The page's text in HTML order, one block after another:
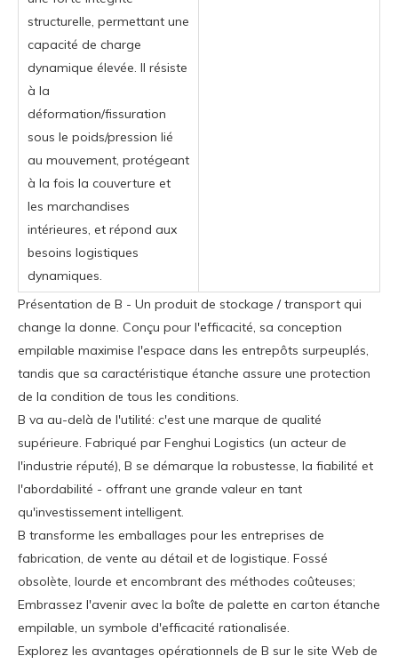
structurelle, permettant une
capacité de charge
dynamique élevée. Il résiste
à la
déformation/fissuration
sous le poids/pression lié
au mouvement, protégeant
à la fois la couverture et
les marchandises
intérieures, et répond aux
besoins logistiques
dynamiques.
Présentation de B - Un produit de stockage / transport qui
change la donne. Conçu pour l'efficacité, sa conception
empilable maximise l'espace dans les entrepôts surpeuplés,
tandis que sa caractéristique étanche assure une protection
de la condition de tous les conditions.
B va au-delà de l'utilité: c'est une marque de qualité
supérieure. Fabriqué par Fenghui Logistics (un acteur de
l'industrie réputé), B se démarque la robustesse, la fiabilité et
l'abordabilité - offrant une grande valeur en tant
qu'investissement intelligent.
B transforme les emballages pour les entreprises de
fabrication, de vente au détail et de logistique. Fossé
obsolète, lourde et encombrant des méthodes coûteuses;
Embrassez l'avenir avec la boîte de palette en carton étanche
empilable, un symbole d'efficacité rationalisée.
Explorez les avantages opérationnels de B sur le site Web de